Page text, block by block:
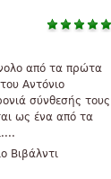
από τα πρώτα
Αντόνιο
σύνθεσής τους
ως ένα από τα
Βιβάλντι